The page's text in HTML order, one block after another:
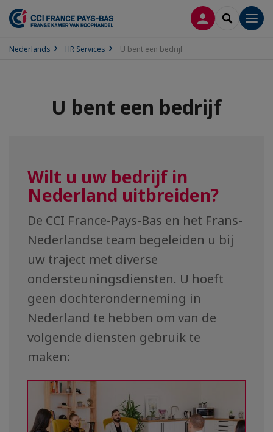
INLOGGEN
SEARCH
Nederlands HR Services U bent een bedrijf
U bent een bedrijf
Wilt u uw bedrijf in
Nederland uitbreiden?
De CCI France-Pays-Bas en het Frans-
Nederlandse team begeleiden u bij
uw traject met diverse
ondersteuningsdiensten. U hoeft
geen dochteronderneming in
Nederland te hebben om van de
volgende diensten gebruik te
maken: